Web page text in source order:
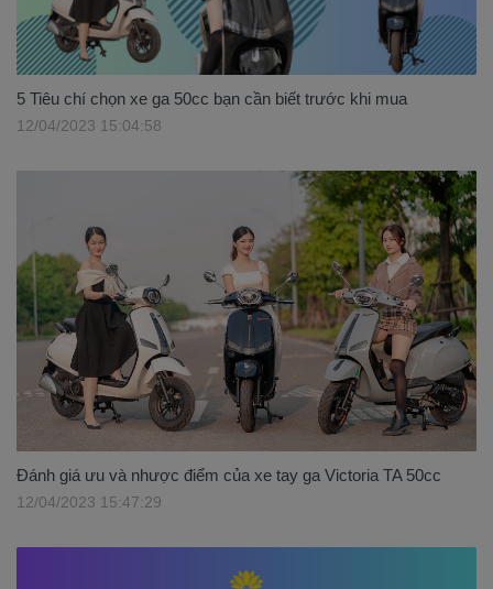
5 Tiêu chí chọn xe ga 50cc bạn cần biết trước khi mua
12/04/2023 15:04:58
Đánh giá ưu và nhược điểm của xe tay ga Victoria TA 50cc
12/04/2023 15:47:29